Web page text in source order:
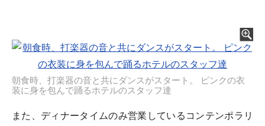
朝食時、打楽器の音と共にダンスがスタート。 ピンクの衣
装に身を包んで踊るホテルのスタッフ達
また、ディナータイムのみ営業しているコンテンポラリ